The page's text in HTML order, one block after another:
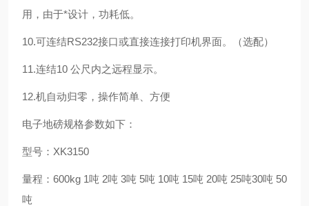
用，由于*设计，功耗低。
10.可连结RS232接口或直接连接打印机界面。（选配）
11.连结10 公尺内之远程显示。
12.机自动归零，操作简单、方便
电子地磅规格参数如下：
型号：XK3150
量程：600kg 1吨 2吨 3吨 5吨 10吨 15吨 20吨 25吨30吨 50
吨